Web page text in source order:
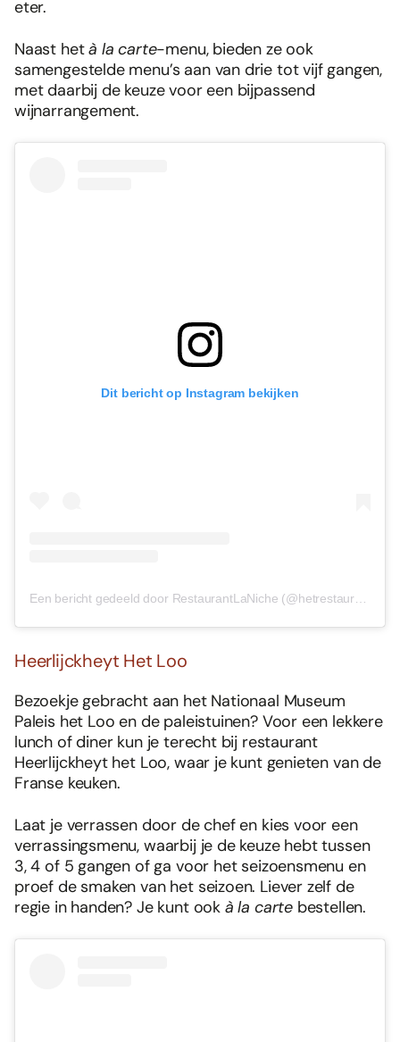
eter.
Naast hetà la carte-menu, bieden ze ook
samengestelde menu’s aan van drie tot vijf gangen,
met daarbij de keuze voor een bijpassend
wijnarrangement.
Dit bericht op Instagram bekijken
Heerlijckheyt Het Loo
Bezoekje gebracht aan het Nationaal Museum
Paleis het Loo en de paleistuinen? Voor een lekkere
lunch of diner kun je terecht bij restaurant
Heerlijckheyt het Loo, waar je kunt genieten van de
Franse keuken.
Laat je verrassen door de chef en kies voor een
verrassingsmenu, waarbij je de keuze hebt tussen
3, 4 of 5 gangen of ga voor het seizoensmenu en
proef de smaken van het seizoen. Liever zelf de
regie in handen? Je kunt ook à la carte bestellen.